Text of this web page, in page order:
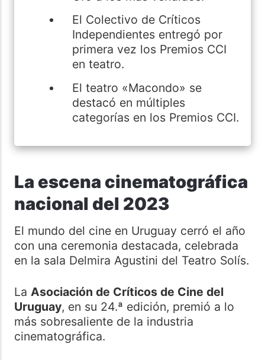
El Colectivo de Críticos
Independientes entregó por
primera vez los Premios CCI
en teatro.
El teatro «Macondo» se
destacó en múltiples
categorías en los Premios CCI.
La escena cinematográfica
nacional del 2023
El mundo del cine en Uruguay cerró el año
con una ceremonia destacada, celebrada
en la sala Delmira Agustini del Teatro Solís.
La Asociación de Críticos de Cine del
Uruguay, en su 24.ª edición, premió a lo
más sobresaliente de la industria
cinematográfica.